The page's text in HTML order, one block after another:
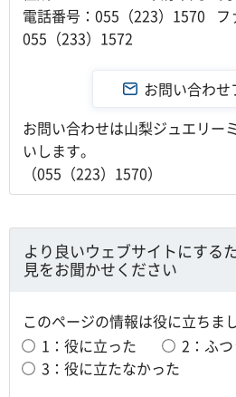
電話番号：055（223）1570 フ
055（233）1572
お問い合わせは山梨ジュエリー
いします。
（055（223）1570）
より良いウェブサイトにする
見をお聞かせください
このページの情報は役に立ちま
1：役に立った
2：ふつ
3：役に立たなかった